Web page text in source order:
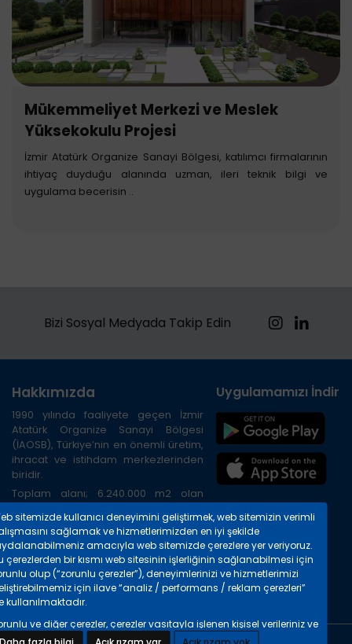
Mükemmeliyet Merkezi ve Meslek
Yüksekokulu Projesi
İzmir Atatürk Organize Sanayi Bölgesi, katılımcı firmalarının
ihtiyaç duyduğu alanında uzman, ileri teknik bilgi ve
uygulama becerisin ..
Bizi Sosyal Medyada Takip Edin
Hakkımızda
1990 yılında faaliyete geçen İzmir
Atatürk Organize Sanayi Bölgesi
(İAOSB), Türkiye’nin en önemli üretim,
ihracat ve istihdam merkezlerinden
biridir.
Toplam alanı; 6.240.000 m2 olan
Limanına 20 km, Havalimanına 45 km,
TIR gümrüğüne 8 km. uzaklıktadır.
Bölgenin çevre yolu ile havalimanı,
otogar, liman ve şehir merkezine
bağlantısı mevcuttur.
Uygulamamızı İndirin
sitemizde kullanıcı deneyimini geliştirmek, web sitemizin verimli
sağlamak ve hizmetlerimizden en iyi şekilde
amacıyla web sitemizde çerezlere yer veriyoruz.
çerezlerden bir kısmı web sitesinin işlerliğinin sağlanabilmesi için
olup (“zorunlu çerezler”), deneyimlerinizi ve hizmetlerimizi
için ilave “analiz / performans / reklam çerezleri”
kullanılmaktadır.
ve diğer çerezler, çerezler vasıtayla işlenen kişisel verileriniz ve
kişisel verilerin işlenmesi hakkında detaylı bilgileri“Çerezlere İlişkin